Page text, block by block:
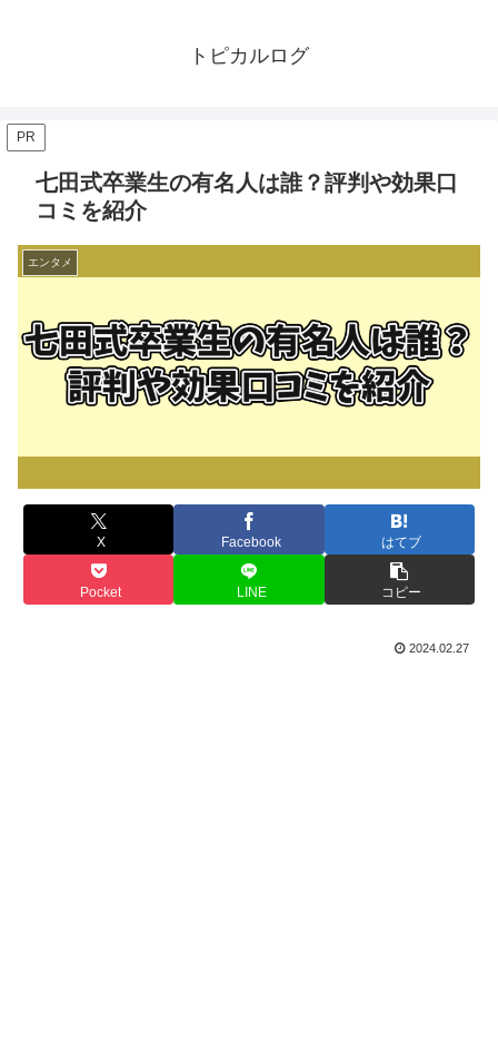
トピカルログ
PR
七田式卒業生の有名人は誰？評判や効果口
コミを紹介
エンタメ
X Facebook はてブ
Pocket LINE コピー
2024.02.27